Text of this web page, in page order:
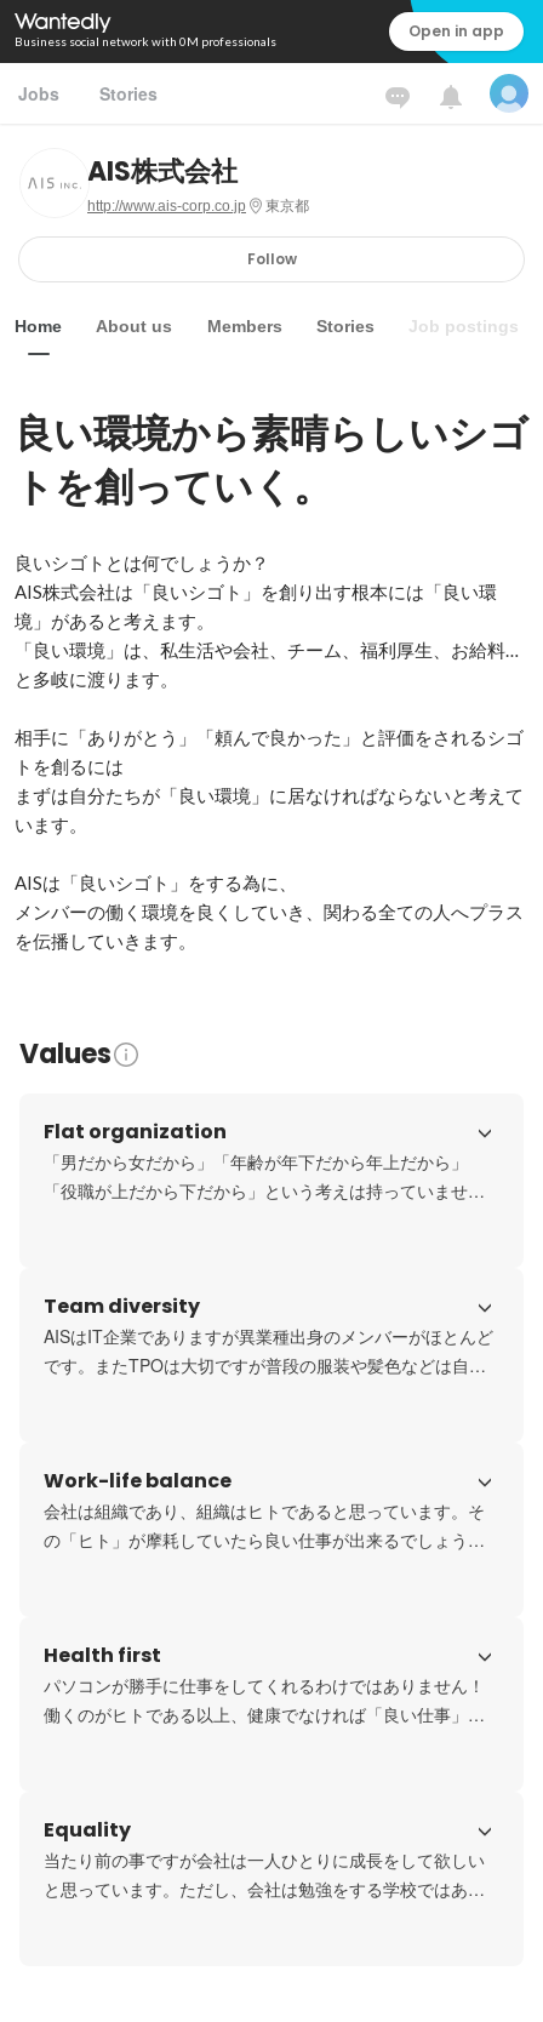
Business social network with 0M professionals Open in app
Jobs Stories
AIS株式会社
http://www.ais-corp.co.jp 東京都
Follow
Home About us Members Stories Job postings
良い環境から素晴らしいシゴ
トを創っていく。
良いシゴトとは何でしょうか？
AIS株式会社は「良いシゴト」を創り出す根本には「良い環
境」があると考えます。
「良い環境」は、私生活や会社、チーム、福利厚生、お給料…
と多岐に渡ります。
相手に「ありがとう」「頼んで良かった」と評価をされるシゴ
トを創るには
まずは自分たちが「良い環境」に居なければならないと考えて
います。
AISは「良いシゴト」をする為に、
メンバーの働く環境を良くしていき、関わる全ての人へプラス
を伝播していきます。
Values
Flat organization
「男だから女だから」「年齢が年下だから年上だから」
「役職が上だから下だから」という考えは持っていませ
言いたいことが言えない組織は良くなく、誰しもが責務を
全うしフラットであるべきだと思っています。
Team diversity
AISはIT企業でありますが異業種出身のメンバーがほとんど
です。またTPOは大切ですが普段の服装や髪色などは自由
行き過ぎた事や調和を乱す事はNGですが、AISでは多様性
を尊重しています。
Work-life balance
会社は組織であり、組織はヒトであると思っています。そ
の「ヒト」が摩耗していたら良い仕事が出来るでしょう
せん！
ただし、やることをやらずにさっさと帰ってしまうのは良
しとしない組織です。(当たり前のことですが…)
Health first
パソコンが勝手に仕事をしてくれるわけではありません！
働くのがヒトである以上、健康でなければ「良い仕事」は
ません。
Equality
当たり前の事ですが会社は一人ひとりに成長をして欲しい
と思っています。ただし、会社は勉強をする学校ではあり